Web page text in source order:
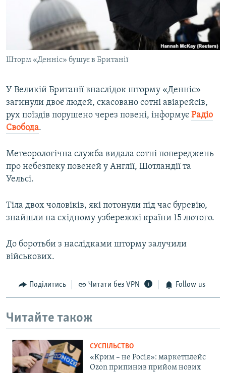
ВІДЕОУРОКИ «ELIFBE»
СВІДЧЕННЯ ОКУПАЦІЇ
УКРАЇНСЬКА ПРОБЛЕМА КРИМУ
ІНФОГРАФІКА
Русский
Qırımtatar
ДОЛУЧАЙСЯ!
Усі сайти RFE/RL
Шторм «Денніс» бушує в Британії
У Великій Британії внаслідок шторму «Денніс»
загинули двоє людей, скасовано сотні авіарейсів,
рух поїздів порушено через повені, інформує Радіо
Свобода.
Метеорологічна служба видала сотні попереджень
про небезпеку повеней у Англії, Шотландії та
Уельсі.
Тіла двох чоловіків, які потонули під час буревію,
знайшли на східному узбережжі країни 15 лютого.
До боротьби з наслідками шторму залучили
військових.
Поділитись Читати без VPN Follow us
Читайте також
СУСПІЛЬСТВО
«Крим – не Росія»: маркетплейс
Ozon припинив прийом нових